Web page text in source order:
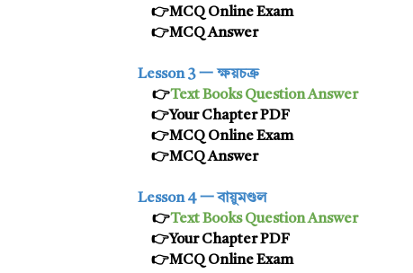
👉MCQ Online Exam
👉MCQ Answer
Lesson 3 一 ক্ষয়চক্র
👉Text Books Question Answer
👉Your Chapter PDF
👉MCQ Online Exam
👉MCQ Answer
Lesson 4 一 বায়ুমণ্ডল
👉Text Books Question Answer
👉Your Chapter PDF
👉MCQ Online Exam